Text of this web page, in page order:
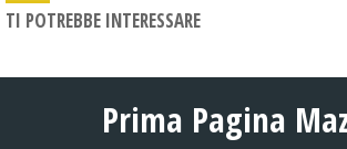
TI POTREBBE INTERESSARE
Prima Pagina